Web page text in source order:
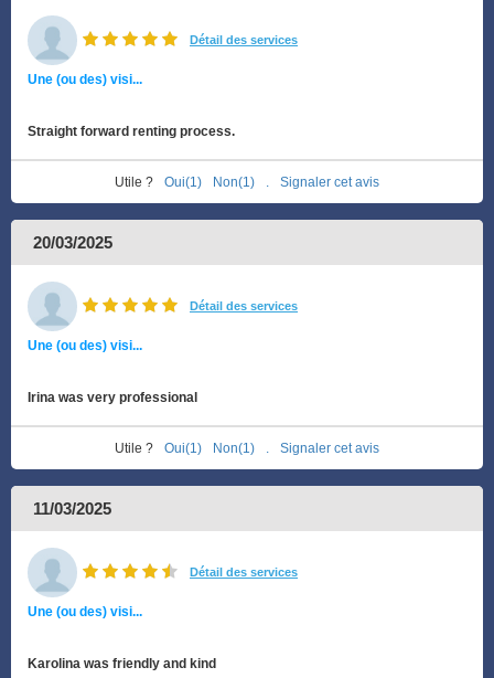
Détail des services
Une (ou des) visi...
Straight forward renting process.
Utile ? Oui(1) Non(1) Signaler cet avis
20/03/2025
Détail des services
Une (ou des) visi...
Irina was very professional
Utile ? Oui(1) Non(1) Signaler cet avis
11/03/2025
Détail des services
Une (ou des) visi...
Karolina was friendly and kind